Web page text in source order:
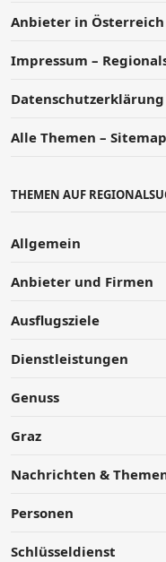
Anbieter in Österreich
Impressum –
Datenschutzerklärung
Alle Themen –
THEMEN AUF
Allgemein
Anbieter und Firmen
Ausflugsziele
Dienstleistungen
Genuss
Graz
Nachrichten &
Personen
Schlüsseldienst